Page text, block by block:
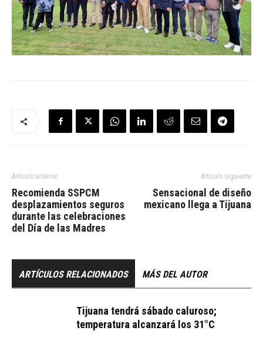
Artículo anterior
Recomienda SSPCM
desplazamientos seguros
durante las celebraciones
del Día de las Madres
Artículo siguiente
Sensacional de diseño
mexicano llega a Tijuana
ARTÍCULOS RELACIONADOS MÁS DEL AUTOR
Tijuana tendrá sábado caluroso;
temperatura alcanzará los 31°C